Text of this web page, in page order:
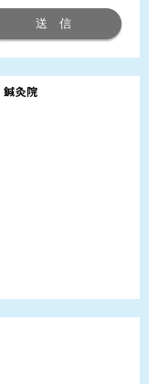
灸院